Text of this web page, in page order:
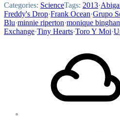
Categories: ScienceTags: 2013·
Freddy's Drop·Frank Ocean·Grupo
Blu·minnie riperton·monique
Exchange·Tiny Hearts·Toro Y Moi·